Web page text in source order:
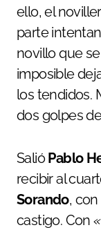
ello, el
parte
novillo que
imposible
los tendidos.
dos golpes
SalióPablo
recibir al
Sorando,
castigo. Con